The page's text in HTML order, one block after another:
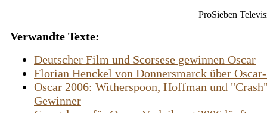
ProSieben
Verwandte Texte:
Deutscher Film und Scorsese gewinnen Oscar
Florian Henckel von Donnersmarck über
Oscar 2006: Witherspoon, Hoffman und
Gewinner